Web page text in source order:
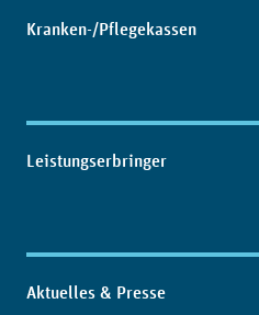
Kranken-/Pflegekassen
Leistungserbringer
Aktuelles & Presse